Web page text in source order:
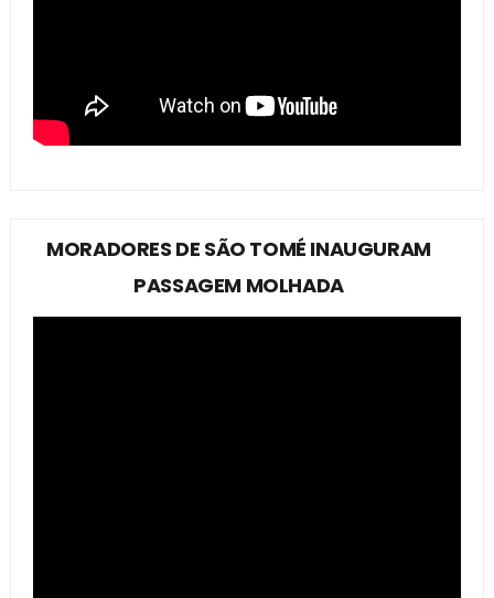
MORADORES DE SÃO TOMÉ INAUGURAM
PASSAGEM MOLHADA